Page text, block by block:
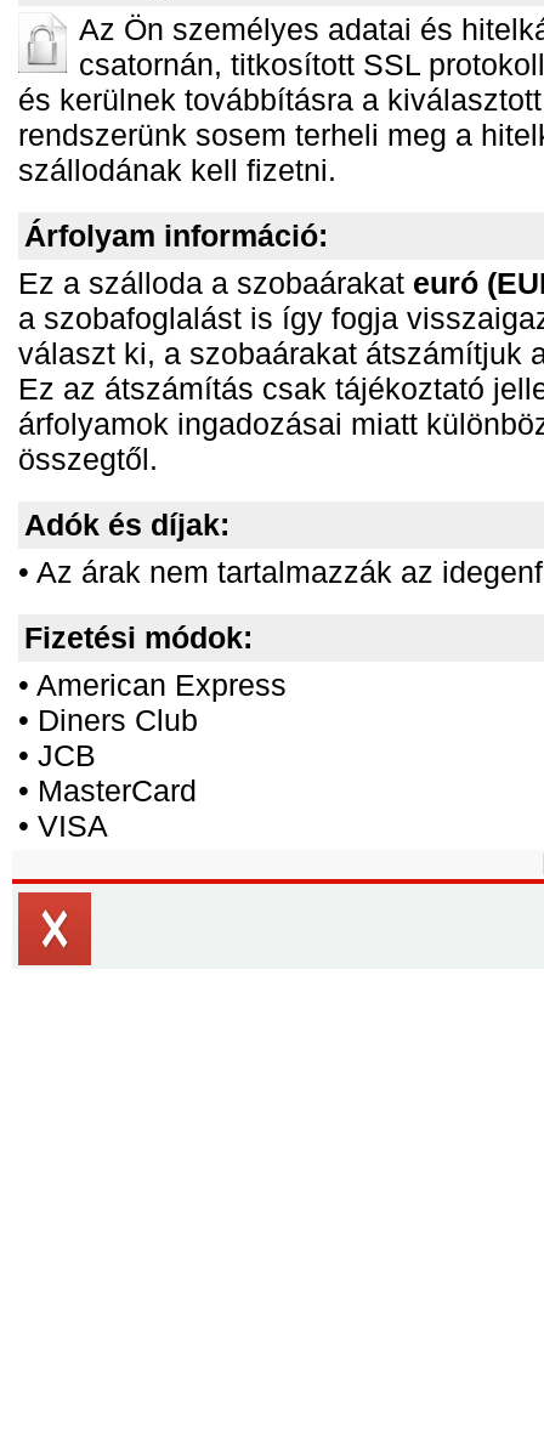
Az Ön személyes adatai és
csatornán, titkosított SSL
és kerülnek továbbításra a
rendszerünk sosem terheli meg a
szállodának kell fizetni.
Árfolyam információ:
Ez a szálloda a szobaárakat euró
a szobafoglalást is így fogja
választ ki, a szobaárakat átszámítjuk
Ez az átszámítás csak tájékoztató
árfolyamok ingadozásai miatt
összegtől.
Adók és díjak:
• Az árak nem tartalmazzák az
Fizetési módok:
• American Express
• Diners Club
• JCB
• MasterCard
• VISA